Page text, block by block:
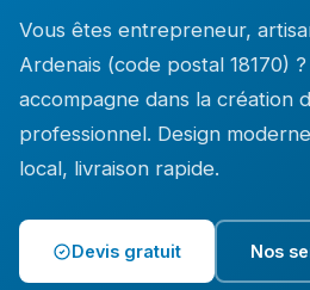
Vous êtes entrepreneur,
Ardenais (code postal 18170)
accompagne dans la création
professionnel. Design
local, livraison rapide.
Devis gratuit Nos